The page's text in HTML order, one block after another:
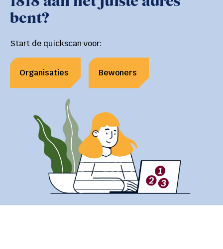
bent?
Start de quickscan voor:
Organisaties Bewoners